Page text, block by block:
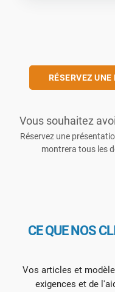
RÉSERVEZ
Vous souhaitez
Réservez une
montrera tous les
CE QUE NOS
Vos articles et
exigences et de